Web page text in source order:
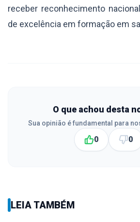
receber reconhecimento
de excelência em formação em
O que achou desta
Sua opinião é fundamental para
0 0
LEIA TAMBÉM